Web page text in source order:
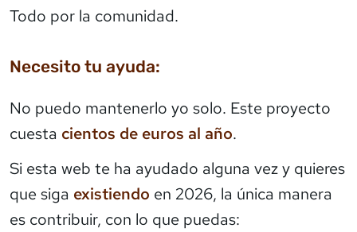
Todo por la comunidad.
Necesito tu ayuda:
No puedo mantenerlo yo solo. Este proyecto
cuesta cientos de euros al año.
Si esta web te ha ayudado alguna vez y quieres
que siga existiendo en 2026, la única manera
es contribuir, con lo que puedas: